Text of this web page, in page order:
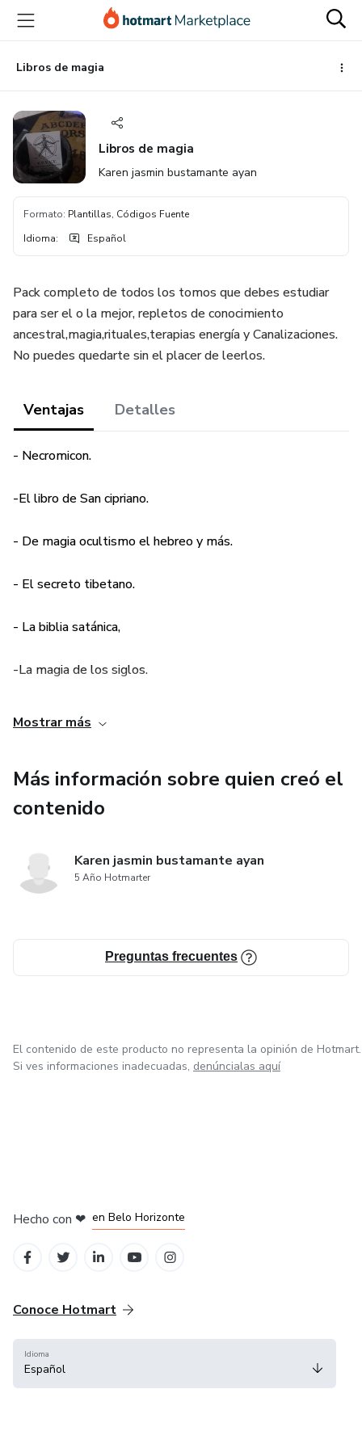
principal
página
de
página
Libros de magia
Libros de magia
Karen jasmin bustamante ayan
Formato: Plantillas, Códigos Fuente
Idioma: Español
Pack completo de todos los tomos que debes estudiar
para ser el o la mejor, repletos de conocimiento
ancestral,magia,rituales,terapias energía y Canalizaciones.
No puedes quedarte sin el placer de leerlos.
Ventajas Detalles
- Necromicon.
-El libro de San cipriano.
- De magia ocultismo el hebreo y más.
- El secreto tibetano.
- La biblia satánica,
-La magia de los siglos.
-Los 12 símbolos del tetragramaton.
-Antigua brujería de Nestor Hernandez
-Pasos para despertar la glándula pineal.
-Conocimiento de si mismo. Y muchos más.
Mostrar más
Más información sobre quien creó el
contenido
Karen jasmin bustamante ayan
5 Año Hotmarter
Preguntas frecuentes
El contenido de este producto no representa la opinión de Hotmart.
Si ves informaciones inadecuadas, denúncialas aquí
Hecho con ❤ en Belo Horizonte
Conoce Hotmart
Idioma
Español